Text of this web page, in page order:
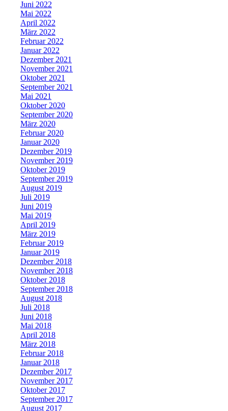
Juni 2022
Mai 2022
April 2022
März 2022
Februar 2022
Januar 2022
Dezember 2021
November 2021
Oktober 2021
September 2021
Mai 2021
Oktober 2020
September 2020
März 2020
Februar 2020
Januar 2020
Dezember 2019
November 2019
Oktober 2019
September 2019
August 2019
Juli 2019
Juni 2019
Mai 2019
April 2019
März 2019
Februar 2019
Januar 2019
Dezember 2018
November 2018
Oktober 2018
September 2018
August 2018
Juli 2018
Juni 2018
Mai 2018
April 2018
März 2018
Februar 2018
Januar 2018
Dezember 2017
November 2017
Oktober 2017
September 2017
August 2017